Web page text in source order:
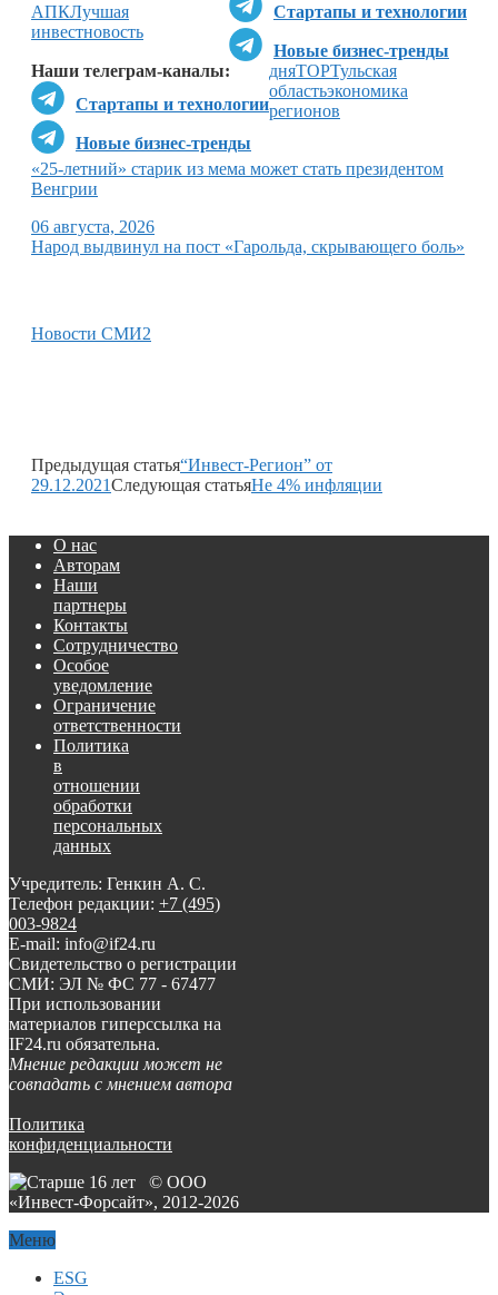
Стартапы и технологии
Новые бизнес-тренды
Наши телеграм-каналы:
Стартапы и технологии
Новые бизнес-тренды
АПКЛучшая
инвестновость
дняТОРТульская
областьэкономика
регионов
«25-летний» старик из мема может стать президентом
Венгрии
06 августа, 2026
Народ выдвинул на пост «Гарольда, скрывающего боль»
Новости СМИ2
Предыдущая статья“Инвест-Регион” от
29.12.2021Следующая статьяНе 4% инфляции
О нас
Авторам
Наши
партнеры
Контакты
Сотрудничество
Особое
уведомление
Ограничение
ответственности
Политика
в
отношении
обработки
персональных
данных
Учредитель: Генкин А. С.
Телефон редакции: +7 (495)
003-9824
E-mail: info@if24.ru
Свидетельство о регистрации
СМИ: ЭЛ № ФС 77 - 67477
При использовании
материалов гиперссылка на
IF24.ru обязательна.
Мнение редакции может не
совпадать с мнением автора
Политика
конфиденциальности
© ООО
«Инвест-Форсайт», 2012-2026
Меню
ESG